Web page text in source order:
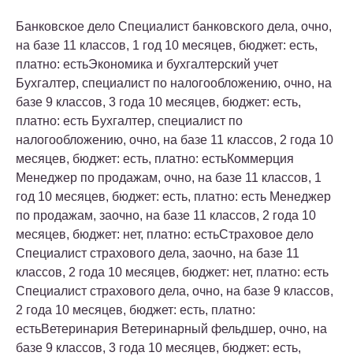
Банковское дело Специалист банковского дела, очно,
на базе 11 классов, 1 год 10 месяцев, бюджет: есть,
платно: естьЭкономика и бухгалтерский учет
Бухгалтер, специалист по налогообложению, очно, на
базе 9 классов, 3 года 10 месяцев, бюджет: есть,
платно: есть Бухгалтер, специалист по
налогообложению, очно, на базе 11 классов, 2 года 10
месяцев, бюджет: есть, платно: естьКоммерция
Менеджер по продажам, очно, на базе 11 классов, 1
год 10 месяцев, бюджет: есть, платно: есть Менеджер
по продажам, заочно, на базе 11 классов, 2 года 10
месяцев, бюджет: нет, платно: естьСтраховое дело
Специалист страхового дела, заочно, на базе 11
классов, 2 года 10 месяцев, бюджет: нет, платно: есть
Специалист страхового дела, очно, на базе 9 классов,
2 года 10 месяцев, бюджет: есть, платно:
естьВетеринария Ветеринарный фельдшер, очно, на
базе 9 классов, 3 года 10 месяцев, бюджет: есть,